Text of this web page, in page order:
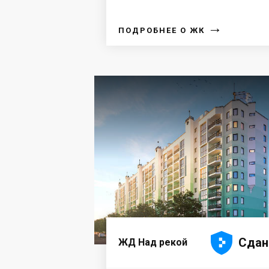
ПОДРОБНЕЕ О ЖК →
ЖД Над рекой 



 Сдан